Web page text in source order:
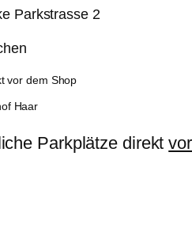
Parkstrasse 2
vor dem Shop
Haar
Parkplätze direkt